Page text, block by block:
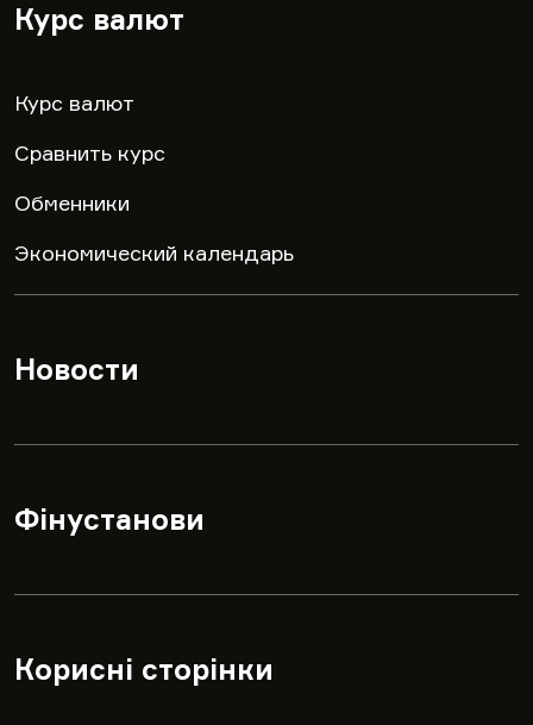
Курс валют
Курс валют
Сравнить курс
Обменники
Экономический календарь
Новости
Фінустанови
Корисні сторінки